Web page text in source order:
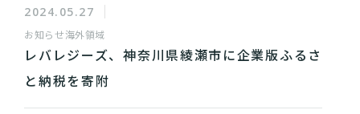
2024.05.27
お知らせ海外領域
レバレジーズ、神奈川県綾瀬市に企業版ふるさ
と納税を寄附